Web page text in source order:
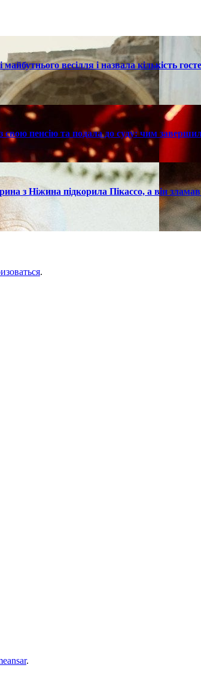
весілля і назвала кількість
пенсію та подала до суду: чим
з Ніжина підкорила Пікассо, а він
.
.